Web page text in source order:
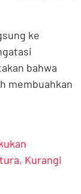
ke
bahwa
membuahkan
Kurangi